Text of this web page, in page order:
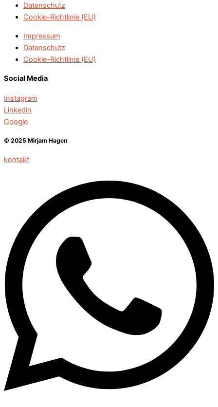
Datenschutz
Cookie-Richtlinie (EU)
Impressum
Datenschutz
Cookie-Richtlinie (EU)
Social Media
Instagram
Linkedin
Google
© 2025 Mirjam Hagen
kontakt